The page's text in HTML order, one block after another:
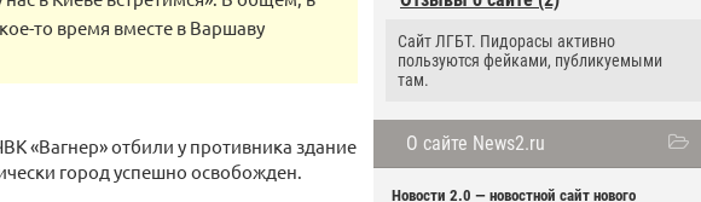
Сайт ЛГБТ. Пидорасы активно
пользуются фейками, публикуемыми
там.
О сайте News2.ru
Новости 2.0 — новостной сайт нового
то время вместе в Варшаву
«Вагнер» отбили у противника здание
город успешно освобожден.